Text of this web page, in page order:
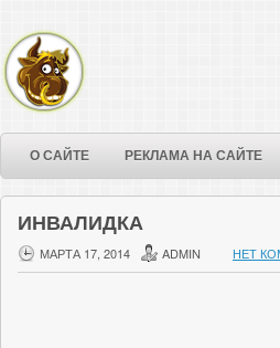
О САЙТЕ РЕКЛАМА НА САЙТЕ
ИНВАЛИДКА
МАРТА 17, 2014 ADMIN НЕТ